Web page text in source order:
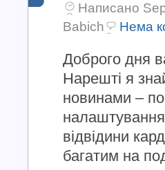
Написано
Babich
Нема
Доброго дня
Нарешті я
новинами –
налаштування
відвідини
багатим на